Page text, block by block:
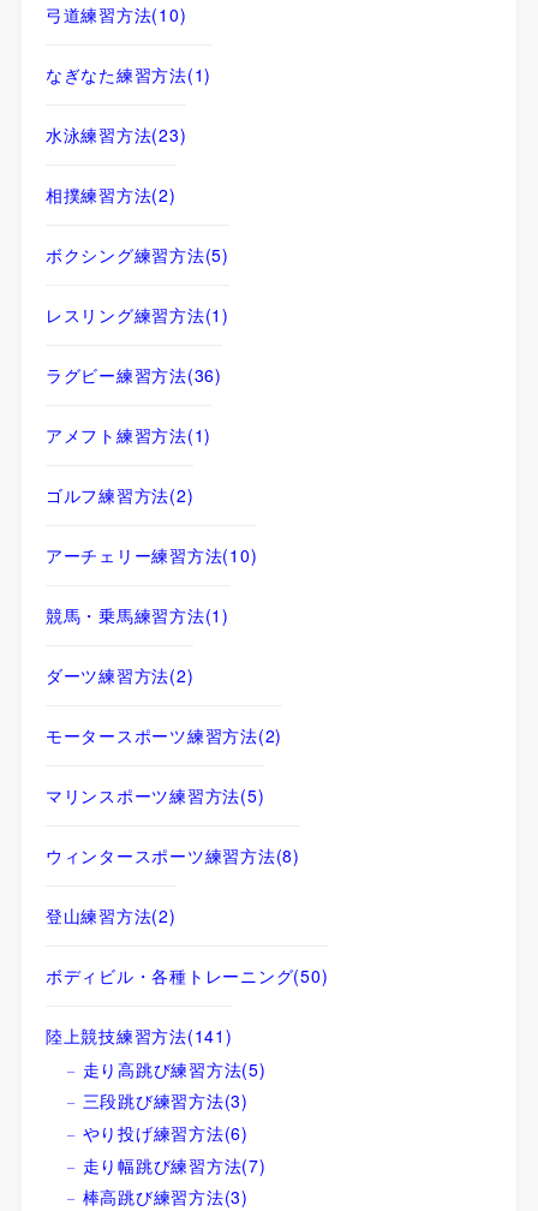
弓道練習方法(10)
なぎなた練習方法(1)
水泳練習方法(23)
相撲練習方法(2)
ボクシング練習方法(5)
レスリング練習方法(1)
ラグビー練習方法(36)
アメフト練習方法(1)
ゴルフ練習方法(2)
アーチェリー練習方法(10)
競馬・乗馬練習方法(1)
ダーツ練習方法(2)
モータースポーツ練習方法(2)
マリンスポーツ練習方法(5)
ウィンタースポーツ練習方法(8)
登山練習方法(2)
ボディビル・各種トレーニング(50)
陸上競技練習方法(141)
走り高跳び練習方法(5)
三段跳び練習方法(3)
やり投げ練習方法(6)
走り幅跳び練習方法(7)
棒高跳び練習方法(3)